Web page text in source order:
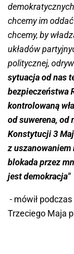
chcemy im
chcemy, by
układów
politycznej,
sytuacja od nas
bezpieczeństwa
kontrolowaną
od suwerena, od
Konstytucji 3
z
blokada przez
jest demokracja"
- mówił
Trzeciego Maja